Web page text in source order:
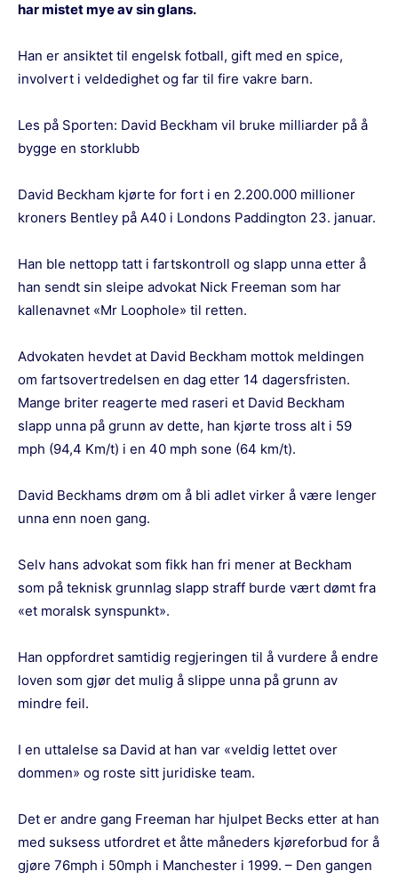
har mistet mye av sin glans.
Han er ansiktet til engelsk fotball, gift med en spice,
involvert i veldedighet og far til fire vakre barn.
Les på Sporten: David Beckham vil bruke milliarder på å
bygge en storklubb
David Beckham kjørte for fort i en 2.200.000 millioner
kroners Bentley på A40 i Londons Paddington 23. januar.
Han ble nettopp tatt i fartskontroll og slapp unna etter å
han sendt sin sleipe advokat Nick Freeman som har
kallenavnet «Mr Loophole» til retten.
Advokaten hevdet at David Beckham mottok meldingen
om fartsovertredelsen en dag etter 14 dagersfristen.
Mange briter reagerte med raseri et David Beckham
slapp unna på grunn av dette, han kjørte tross alt i 59
mph (94,4 Km/t) i en 40 mph sone (64 km/t).
David Beckhams drøm om å bli adlet virker å være lenger
unna enn noen gang.
Selv hans advokat som fikk han fri mener at Beckham
som på teknisk grunnlag slapp straff burde vært dømt fra
«et moralsk synspunkt».
Han oppfordret samtidig regjeringen til å vurdere å endre
loven som gjør det mulig å slippe unna på grunn av
mindre feil.
I en uttalelse sa David at han var «veldig lettet over
dommen» og roste sitt juridiske team.
Det er andre gang Freeman har hjulpet Becks etter at han
med suksess utfordret et åtte måneders kjøreforbud for å
gjøre 76mph i 50mph i Manchester i 1999. – Den gangen